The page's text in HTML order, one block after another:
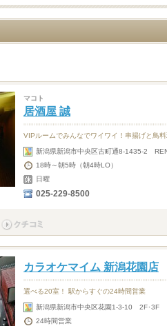
マコト
居酒屋 誠
VIPルームでみんなでワイワイ！串揚げと鳥
新潟県新潟市中央区古町通8-1435-2
18時～朝5時（朝4時LO）
日曜
025-229-8500
カラオケマイム 新潟花園店
選べる20室！ 駅からすぐの24時間営業
新潟県新潟市中央区花園1-3-10 2F･3F
24時間営業